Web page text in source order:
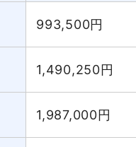
993,500円
1,490,250円
1,987,000円